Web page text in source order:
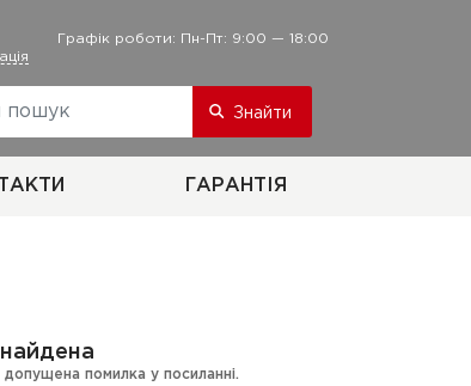
Графік роботи: Пн-Пт: 9:00 — 18:00
Знайти
ГАРАНТІЯ
помилка у посиланні.